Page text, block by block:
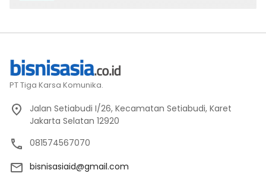
PT Tiga Karsa Komunika.
Jalan Setiabudi I/26, Kecamatan Setiabudi, Karet
Jakarta Selatan 12920
081574567070
bisnisasiaid@gmail.com